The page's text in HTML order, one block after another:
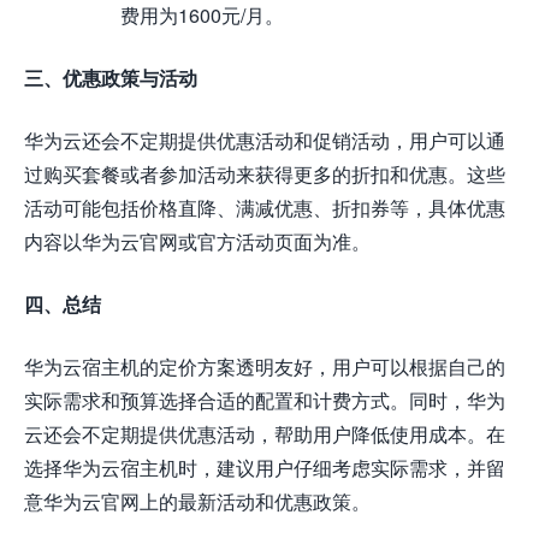
费用为1600元/月。
三、优惠政策与活动
华为云还会不定期提供优惠活动和促销活动，用户可以通
过购买套餐或者参加活动来获得更多的折扣和优惠。这些
活动可能包括价格直降、满减优惠、折扣券等，具体优惠
内容以华为云官网或官方活动页面为准。
四、总结
华为云宿主机的定价方案透明友好，用户可以根据自己的
实际需求和预算选择合适的配置和计费方式。同时，华为
云还会不定期提供优惠活动，帮助用户降低使用成本。在
选择华为云宿主机时，建议用户仔细考虑实际需求，并留
意华为云官网上的最新活动和优惠政策。